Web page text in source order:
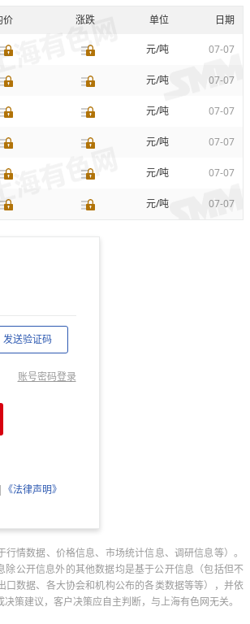
价 涨跌 单位 日期
元/吨 07-07
元/吨 07-07
元/吨 07-07
元/吨 07-07
元/吨 07-07
元/吨 07-07
发送验证码
账号密码登录
| 《法律声明》
情数据、价格信息、市场统计信息、调研信息等）。
公开信息外的其他数据均是基于公开信息（包括但不
数据、各大协会和机构公布的各类数据等等），并依
策建议，客户决策应自主判断，与上海有色网无关。